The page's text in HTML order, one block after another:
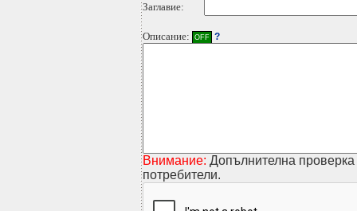
Заглавие:
Описание: OFF ?
Внимание: Допълнителна
потребители.